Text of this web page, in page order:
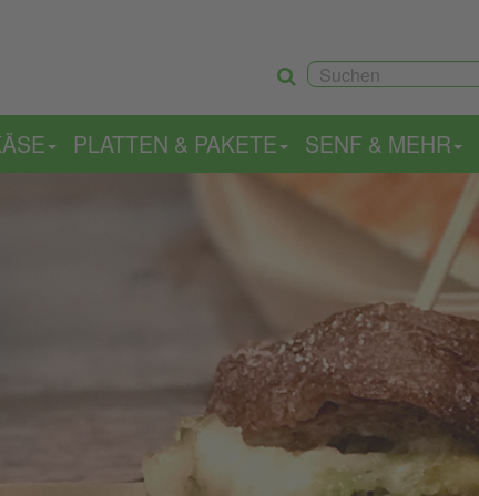
PLATTEN & PAKETE SENF & MEHR